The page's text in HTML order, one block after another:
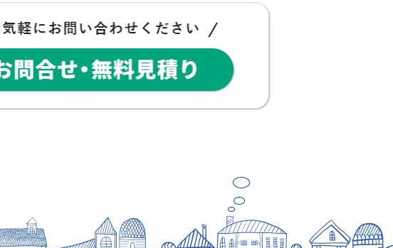
外出中でも安心！Panasonic「外でもドアホン」で防
犯対策を始めませんか？
突然ですが、こんな経験はありませんか？ 外出中に
インターホンが鳴っていた… 宅配便を受 …